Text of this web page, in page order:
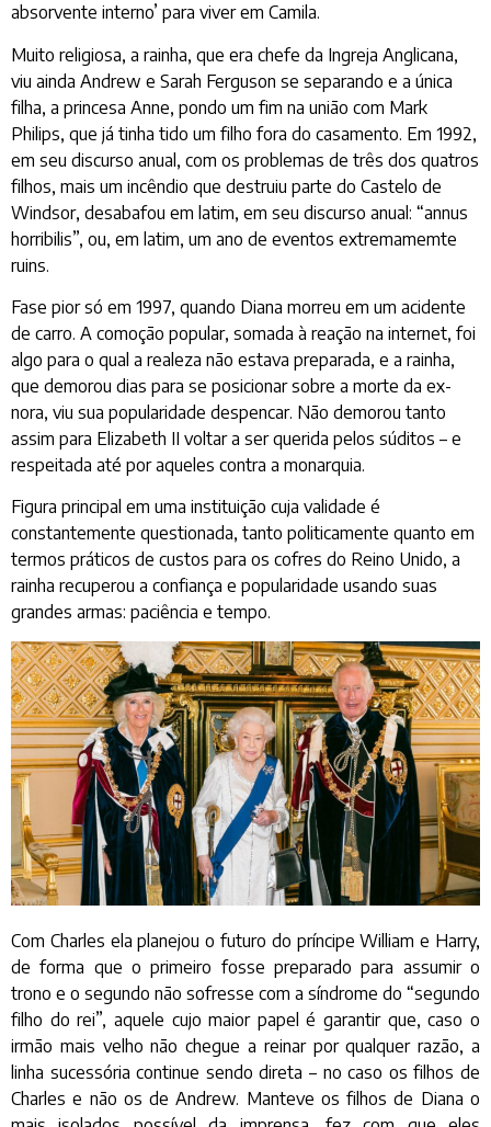
absorvente interno’ para viver em Camila.
Muito religiosa, a rainha, que era chefe da Ingreja Anglicana,
viu ainda Andrew e Sarah Ferguson se separando e a única
filha, a princesa Anne, pondo um fim na união com Mark
Philips, que já tinha tido um filho fora do casamento. Em 1992,
em seu discurso anual, com os problemas de três dos quatros
filhos, mais um incêndio que destruiu parte do Castelo de
Windsor, desabafou em latim, em seu discurso anual: “annus
horribilis”, ou, em latim, um ano de eventos extremamemte
ruins.
Fase pior só em 1997, quando Diana morreu em um acidente
de carro. A comoção popular, somada à reação na internet, foi
algo para o qual a realeza não estava preparada, e a rainha,
que demorou dias para se posicionar sobre a morte da ex-
nora, viu sua popularidade despencar. Não demorou tanto
assim para Elizabeth II voltar a ser querida pelos súditos – e
respeitada até por aqueles contra a monarquia.
Figura principal em uma instituição cuja validade é
constantemente questionada, tanto politicamente quanto em
termos práticos de custos para os cofres do Reino Unido, a
rainha recuperou a confiança e popularidade usando suas
grandes armas: paciência e tempo.
Com Charles ela planejou o futuro do príncipe William e Harry,
de forma que o primeiro fosse preparado para assumir o
trono e o segundo não sofresse com a síndrome do “segundo
filho do rei”, aquele cujo maior papel é garantir que, caso o
irmão mais velho não chegue a reinar por qualquer razão, a
linha sucessória continue sendo direta – no caso os filhos de
Charles e não os de Andrew. Manteve os filhos de Diana o